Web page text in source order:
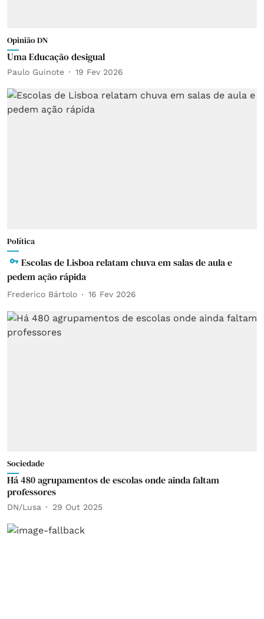
Opinião DN
Uma Educação desigual
Paulo Guinote 19 Fev 2026
Política
Escolas de Lisboa relatam chuva em salas de aula e
pedem ação rápida
Frederico Bártolo 16 Fev 2026
Sociedade
Há 480 agrupamentos de escolas onde ainda faltam
professores
DN/Lusa 29 Out 2025